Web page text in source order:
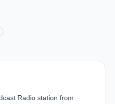
Radio station from